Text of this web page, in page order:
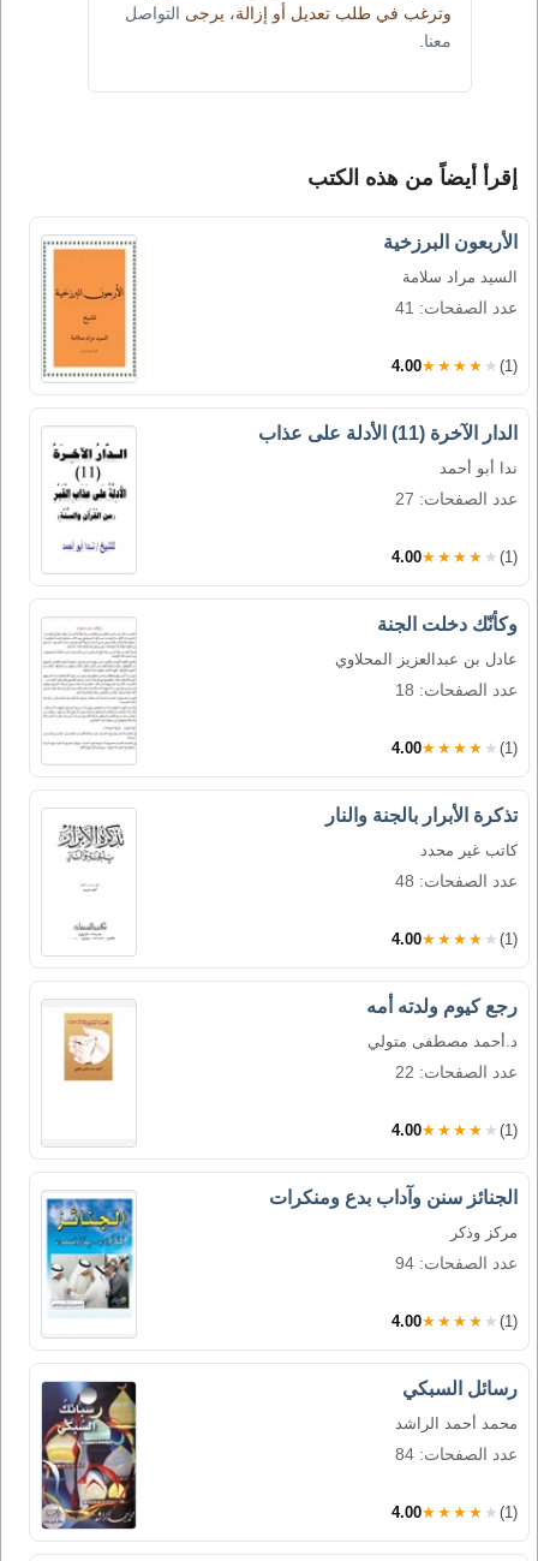
وترغب في طلب تعديل أو إزالة، يرجى التواصل
معنا
إقرأ أيضاً من هذه الكتب
الأربعون البرزخية
السيد مراد سلامة
عدد الصفحات: 41
4.00★★★★★ (1)
الدار الآخرة (11) الأدلة على عذاب
ندا أبو أحمد
عدد الصفحات: 27
4.00★★★★★ (1)
وكأنّك دخلت الجنة
عادل بن عبدالعزيز المحلاوي
عدد الصفحات: 18
4.00★★★★★ (1)
تذكرة الأبرار بالجنة والنار
كاتب غير محدد
عدد الصفحات: 48
4.00★★★★★ (1)
رجع كيوم ولدته أمه
د.أحمد مصطفى متولي
عدد الصفحات: 22
4.00★★★★★ (1)
الجنائز سنن وآداب بدع ومنكرات
مركز وذكر
عدد الصفحات: 94
4.00★★★★★ (1)
رسائل السبكي
محمد أحمد الراشد
عدد الصفحات: 84
4.00★★★★★ (1)